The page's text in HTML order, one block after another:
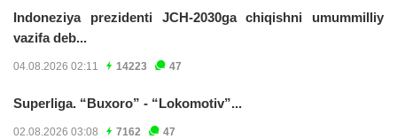
Indoneziya prezidenti JCH-2030ga chiqishni umummilliy
vazifa deb...
04.08.2026 02:11 14223 47
Superliga. “Buxoro” - “Lokomotiv”...
02.08.2026 03:08 7162 47